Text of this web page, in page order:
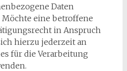
Daten
eine betroffene
in Anspruch
hierzu jederzeit an
für die Verarbeitung